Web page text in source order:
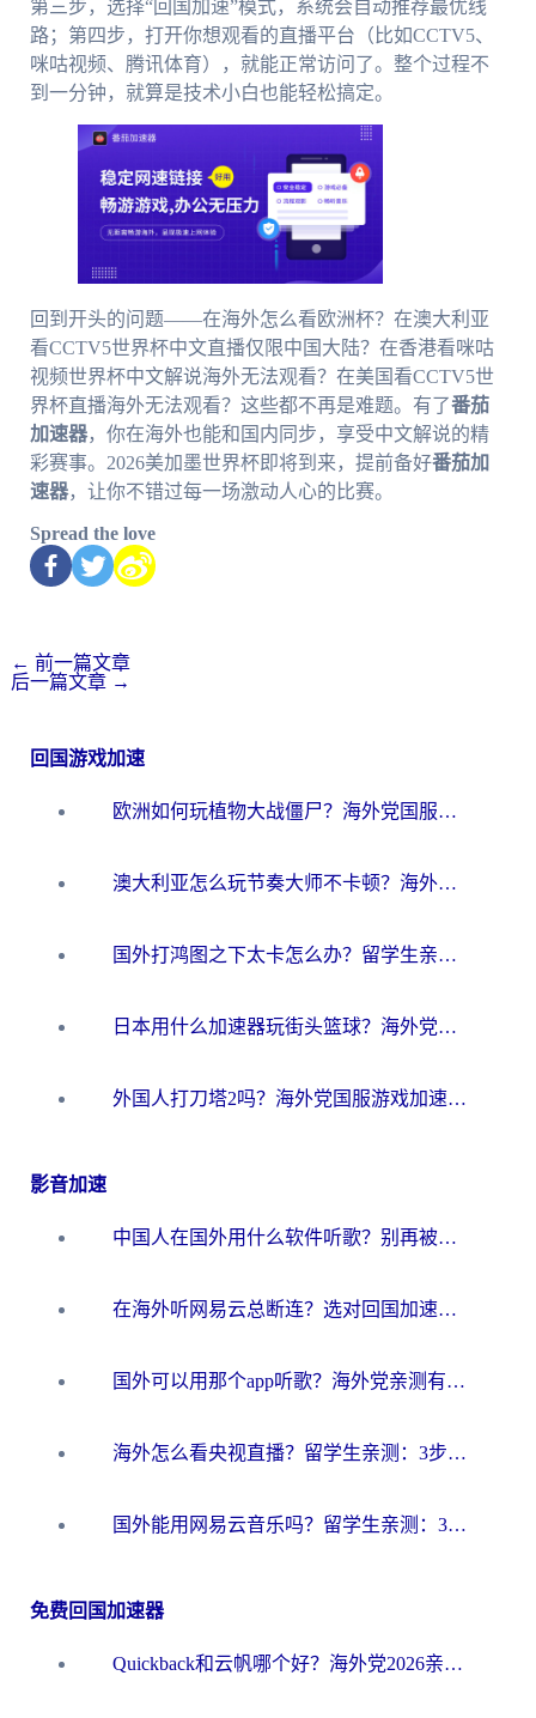
第三步，选择“回国加速”模式，系统会自动推荐最优线
路；第四步，打开你想观看的直播平台（比如CCTV5、
咪咕视频、腾讯体育），就能正常访问了。整个过程不
到一分钟，就算是技术小白也能轻松搞定。
回到开头的问题——在海外怎么看欧洲杯？在澳大利亚
看CCTV5世界杯中文直播仅限中国大陆？在香港看咪咕
视频世界杯中文解说海外无法观看？在美国看CCTV5世
界杯直播海外无法观看？这些都不再是难题。有了番茄
加速器，你在海外也能和国内同步，享受中文解说的精
彩赛事。2026美加墨世界杯即将到来，提前备好番茄加
速器，让你不错过每一场激动人心的比赛。
Spread the love
← 前一篇文章
后一篇文章 →
回国游戏加速
欧洲如何玩植物大战僵尸？海外党国服游戏加速避坑指南（附实测对比）
澳大利亚怎么玩节奏大师不卡顿？海外党国服游戏加速终极指南
国外打鸿图之下太卡怎么办？留学生亲测有效的国服游戏加速方案
日本用什么加速器玩街头篮球？海外党国服游戏不卡顿的终极攻略
外国人打刀塔2吗？海外党国服游戏加速避坑全攻略
影音加速
中国人在国外用什么软件听歌？别再被地域限制卡脖子，这篇教你轻松解锁国内音乐库
在海外听网易云总断连？选对回国加速器，告别地区限制和卡顿
国外可以用那个app听歌？海外党亲测有效的回国加速方案，轻松听国内音乐听书
海外怎么看央视直播？留学生亲测：3步解决版权限制+追剧自由
国外能用网易云音乐吗？留学生亲测：3步解决海外听歌难题
免费回国加速器
Quickback和云帆哪个好？海外党2026亲测指南：选对加速器大陆工具，无缝刷国内剧玩国服